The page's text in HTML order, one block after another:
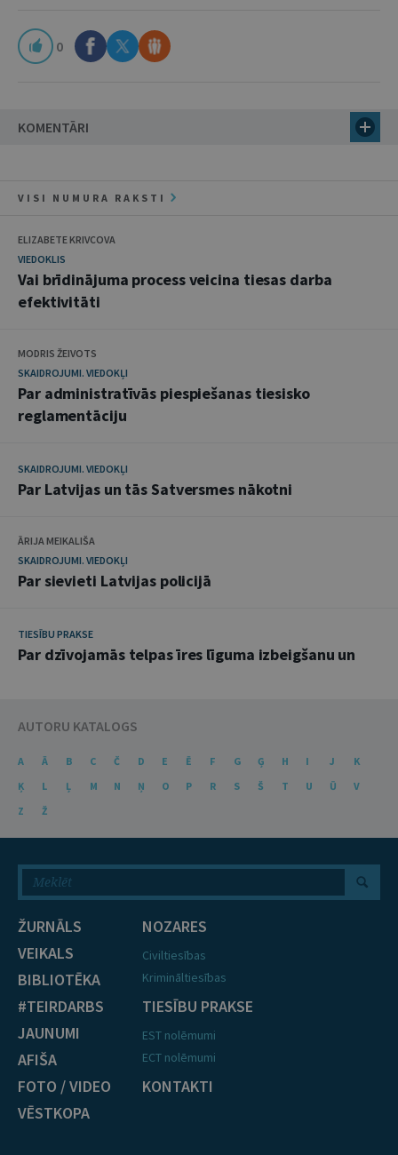
0
KOMENTĀRI
VISI NUMURA RAKSTI
ELIZABETE KRIVCOVA
VIEDOKLIS
Vai brīdinājuma process veicina tiesas darba
efektivitāti
MODRIS ŽEIVOTS
SKAIDROJUMI. VIEDOKĻI
Par administratīvās piespiešanas tiesisko
reglamentāciju
SKAIDROJUMI. VIEDOKĻI
Par Latvijas un tās Satversmes nākotni
ĀRIJA MEIKALIŠA
SKAIDROJUMI. VIEDOKĻI
Par sievieti Latvijas policijā
TIESĪBU PRAKSE
Par dzīvojamās telpas īres līguma izbeigšanu un
AUTORU KATALOGS
A Ā B C Č D E Ē F G Ģ H I J
K
Ķ
L Ļ M N Ņ O P R S Š T U Ū
V
Z
Ž
ŽURNĀLS
VEIKALS
BIBLIOTĒKA
#TEIRDARBS
JAUNUMI
AFIŠA
FOTO / VIDEO
VĒSTKOPA
NOZARES
Civiltiesības
Krimināltiesības
TIESĪBU PRAKSE
EST nolēmumi
ECT nolēmumi
KONTAKTI